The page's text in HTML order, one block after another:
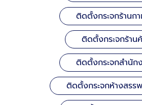
ติดตั้งกระจกร้านก
ติดตั้งกระจกร้าน
ติดตั้งกระจกสำนัก
ติดตั้งกระจกห้างสรร